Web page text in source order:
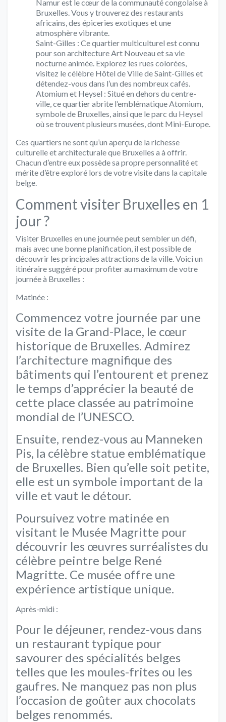
Namur est le cœur de la communauté congolaise à
Bruxelles. Vous y trouverez des restaurants
africains, des épiceries exotiques et une
atmosphère vibrante.
Saint-Gilles : Ce quartier multiculturel est connu
pour son architecture Art Nouveau et sa vie
nocturne animée. Explorez les rues colorées,
visitez le célèbre Hôtel de Ville de Saint-Gilles et
détendez-vous dans l’un des nombreux cafés.
Atomium et Heysel : Situé en dehors du centre-
ville, ce quartier abrite l’emblématique Atomium,
symbole de Bruxelles, ainsi que le parc du Heysel
où se trouvent plusieurs musées, dont Mini-Europe.
Ces quartiers ne sont qu’un aperçu de la richesse
culturelle et architecturale que Bruxelles a à offrir.
Chacun d’entre eux possède sa propre personnalité et
mérite d’être exploré lors de votre visite dans la capitale
belge.
Comment visiter Bruxelles en 1
jour ?
Visiter Bruxelles en une journée peut sembler un défi,
mais avec une bonne planification, il est possible de
découvrir les principales attractions de la ville. Voici un
itinéraire suggéré pour profiter au maximum de votre
journée à Bruxelles :
Matinée :
Commencez votre journée par une
visite de la Grand-Place, le cœur
historique de Bruxelles. Admirez
l’architecture magnifique des
bâtiments qui l’entourent et prenez
le temps d’apprécier la beauté de
cette place classée au patrimoine
mondial de l’UNESCO.
Ensuite, rendez-vous au Manneken
Pis, la célèbre statue emblématique
de Bruxelles. Bien qu’elle soit petite,
elle est un symbole important de la
ville et vaut le détour.
Poursuivez votre matinée en
visitant le Musée Magritte pour
découvrir les œuvres surréalistes du
célèbre peintre belge René
Magritte. Ce musée offre une
expérience artistique unique.
Après-midi :
Pour le déjeuner, rendez-vous dans
un restaurant typique pour
savourer des spécialités belges
telles que les moules-frites ou les
gaufres. Ne manquez pas non plus
l’occasion de goûter aux chocolats
belges renommés.